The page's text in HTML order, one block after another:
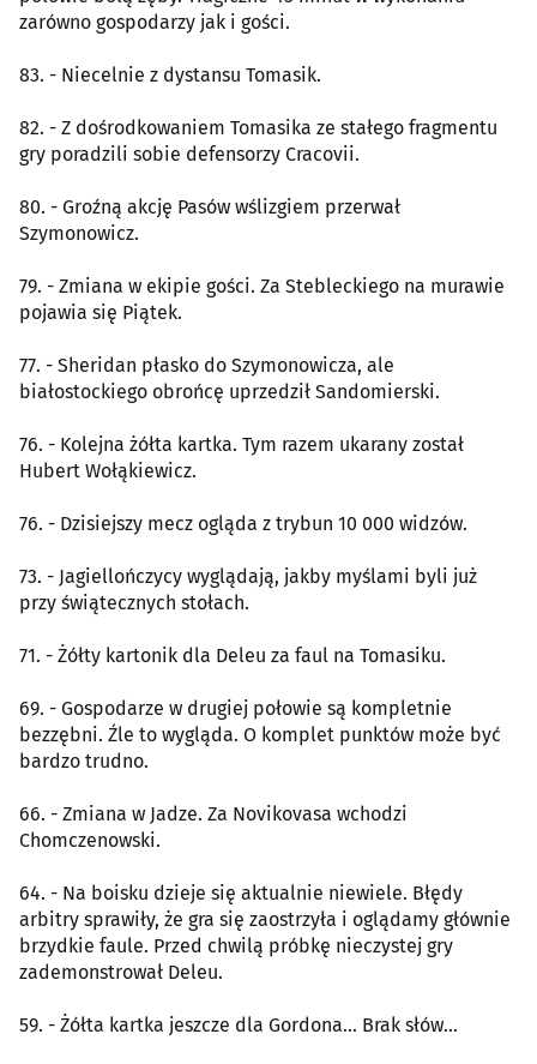
zarówno gospodarzy jak i gości.
83. - Niecelnie z dystansu Tomasik.
82. - Z dośrodkowaniem Tomasika ze stałego fragmentu
gry poradzili sobie defensorzy Cracovii.
80. - Groźną akcję Pasów wślizgiem przerwał
Szymonowicz.
79. - Zmiana w ekipie gości. Za Stebleckiego na murawie
pojawia się Piątek.
77. - Sheridan płasko do Szymonowicza, ale
białostockiego obrońcę uprzedził Sandomierski.
76. - Kolejna żółta kartka. Tym razem ukarany został
Hubert Wołąkiewicz.
76. - Dzisiejszy mecz ogląda z trybun 10 000 widzów.
73. - Jagiellończycy wyglądają, jakby myślami byli już
przy świątecznych stołach.
71. - Żółty kartonik dla Deleu za faul na Tomasiku.
69. - Gospodarze w drugiej połowie są kompletnie
bezzębni. Źle to wygląda. O komplet punktów może być
bardzo trudno.
66. - Zmiana w Jadze. Za Novikovasa wchodzi
Chomczenowski.
64. - Na boisku dzieje się aktualnie niewiele. Błędy
arbitry sprawiły, że gra się zaostrzyła i oglądamy głównie
brzydkie faule. Przed chwilą próbkę nieczystej gry
zademonstrował Deleu.
59. - Żółta kartka jeszcze dla Gordona... Brak słów...